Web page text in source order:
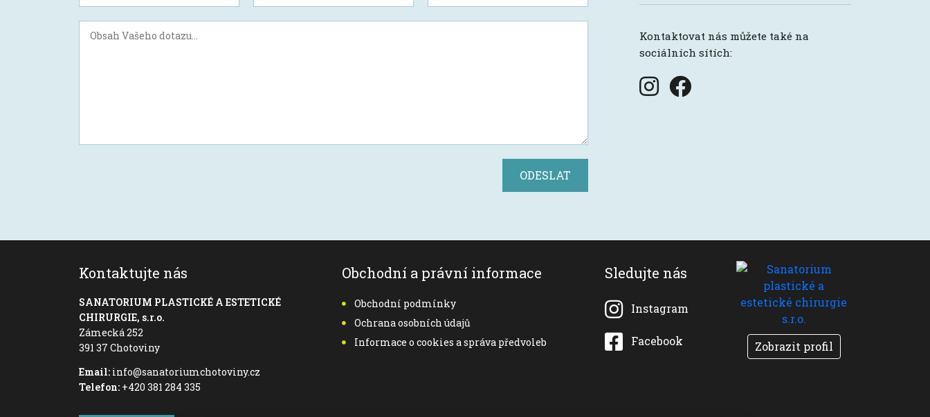
ODESLAT
Kontaktovat nás můžete také na
sociálních sítích:
Kontaktujte nás
SANATORIUM PLASTICKÉ A ESTETICKÉ
CHIRURGIE, s.r.o.
Zámecká 252
391 37 Chotoviny
Email: info@sanatoriumchotoviny.cz
Telefon: +420 381 284 335
Obchodní a právní informace
Obchodní podmínky
Ochrana osobních údajů
Informace o cookies a správa předvoleb
Sledujte nás
Instagram
Facebook Zobrazit profil